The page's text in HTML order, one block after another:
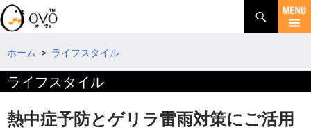
検
索
コ
テ
ツ
へ
移
動
ホーム > ライフスタイル
ライフスタイル
熱中症予防とゲリラ雷雨対策にご活用